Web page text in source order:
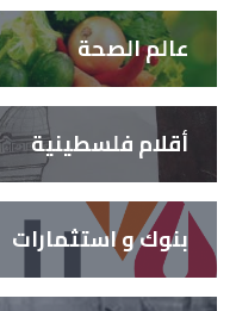
عالم الصحة
أقلام فلسطينية
بنوك و استثمارات